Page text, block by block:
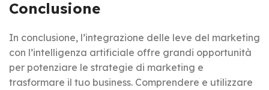
Conclusione
In conclusione, l’integrazione delle leve del marketing
con l’intelligenza artificiale offre grandi opportunità
per potenziare le strategie di marketing e
trasformare il tuo business. Comprendere e utilizzare